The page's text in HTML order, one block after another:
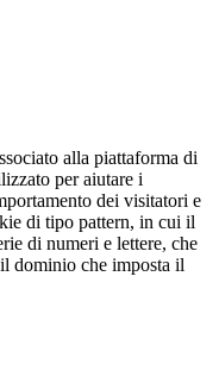
alla piattaforma di
per aiutare i
dei visitatori e
di tipo pattern, in cui il
di numeri e lettere, che
dominio che imposta il